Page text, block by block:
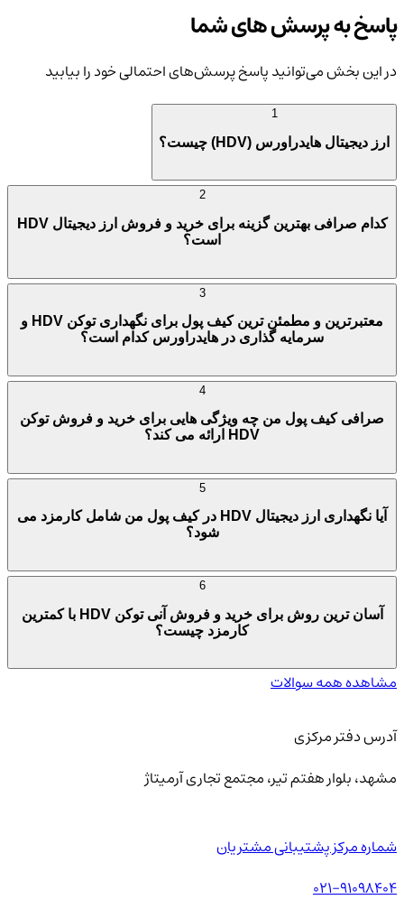
پاسخ به پرسش های شما
در این بخش می‌توانید پاسخ پرسش‌های احتمالی خود را بیابید
ارز دیجیتال هایدراورس (HDV) چیست؟
کدام صرافی بهترین گزینه برای خرید و فروش ارز دیجیتال HDV
است؟
معتبرترین و مطمئن ترین کیف پول برای نگهداری توکن HDV و
سرمایه گذاری در هایدراورس کدام است؟
صرافی کیف پول من چه ویژگی هایی برای خرید و فروش توکن
HDV ارائه می کند؟
آیا نگهداری ارز دیجیتال HDV در کیف پول من شامل کارمزد می
شود؟
آسان ترین روش برای خرید و فروش آنی توکن HDV با کمترین
کارمزد چیست؟
مشاهده همه سوالات
آدرس دفتر مرکزی
مشهد، بلوار هفتم تیر، مجتمع تجاری آرمیتاژ
شماره مرکز پشتیبانی مشتریان
021-91098404